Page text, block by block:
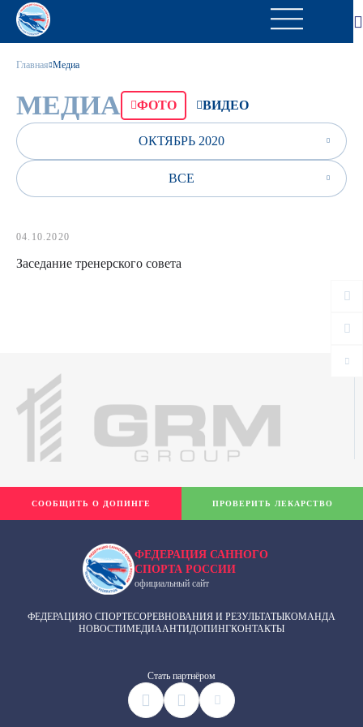
Главная Медиа
МЕДИА ФОТО ВИДЕО
ОКТЯБРЬ 2020
ВСЕ
04.10.2020
Заседание тренерского совета
ФЕДЕРАЦИЯ САННОГО
СПОРТА РОССИИ
официальный сайт
ФЕДЕРАЦИЯО СПОРТЕСОРЕВНОВАНИЯ И РЕЗУЛЬТАТЫКОМАНДА
НОВОСТИМЕДИААНТИДОПИНГКОНТАКТЫ
Cтать партнёром
СООБЩИТЬ О ДОПИНГЕ ПРОВЕРИТЬ ЛЕКАРСТВО